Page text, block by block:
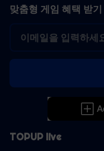
TOPUP live
맞춤형 게임 혜택 받기